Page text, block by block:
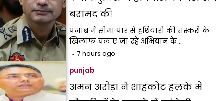
बरामद की
पंजाब में सीमा पार से हथियारों की तस्करी के
खिलाफ चलाए जा रहे अभियान के…
7 hours ago
punjab
अमन अरोड़ा ने शाहकोट हलके में